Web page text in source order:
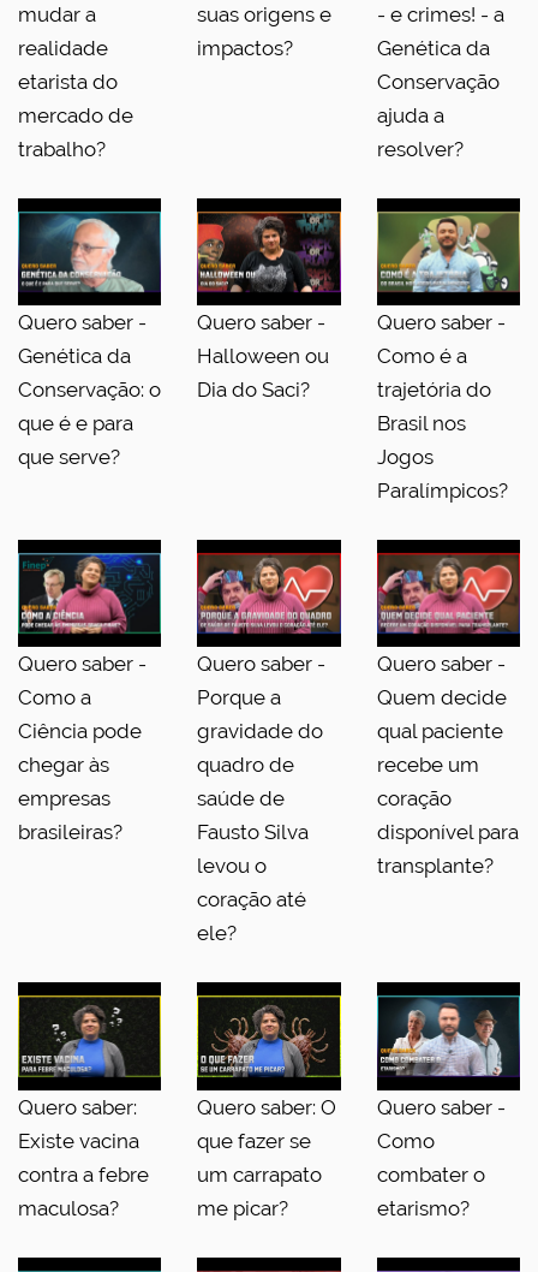
mudar a
realidade
etarista do
mercado de
trabalho?
suas origens e
impactos?
- e crimes! - a
Genética da
Conservação
ajuda a
resolver?
Quero saber -
Genética da
Conservação: o
que é e para
que serve?
Quero saber -
Halloween ou
Dia do Saci?
Quero saber -
Como é a
trajetória do
Brasil nos
Jogos
Paralímpicos?
Quero saber -
Como a
Ciência pode
chegar às
empresas
brasileiras?
Quero saber -
Porque a
gravidade do
quadro de
saúde de
Fausto Silva
levou o
coração até
ele?
Quero saber -
Quem decide
qual paciente
recebe um
coração
disponível para
transplante?
Quero saber:
Existe vacina
contra a febre
maculosa?
Quero saber: O
que fazer se
um carrapato
me picar?
Quero saber -
Como
combater o
etarismo?